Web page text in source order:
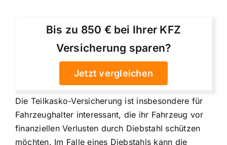
Bis zu 850 € bei Ihrer KFZ
Versicherung sparen?
Jetzt vergleichen
Die Teilkasko-Versicherung ist insbesondere für
Fahrzeughalter interessant, die ihr Fahrzeug vor
finanziellen Verlusten durch Diebstahl schützen
möchten. Im Falle eines Diebstahls kann die